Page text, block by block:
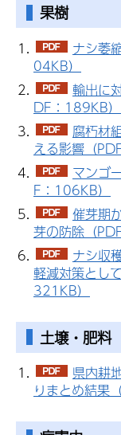
果樹
ナシ萎
04KB）
輸出に
DF：189KB）
腐朽材
える影響（
マンゴ
F：106KB）
催芽期
芽の防除（
ナシ収
軽減対策とし
321KB）
土壌・肥料
県内耕
りまとめ結果